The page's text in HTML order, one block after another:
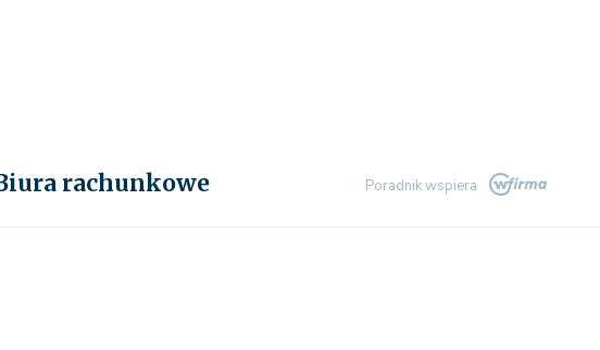
rachunkowe Poradnik wspiera